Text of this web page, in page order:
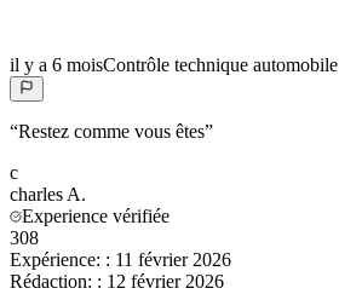
il y a 6 moisContrôle technique automobile
“Restez comme vous êtes”
c
charles A.
Experience vérifiée
308
Expérience: : 11 février 2026
Rédaction: : 12 février 2026